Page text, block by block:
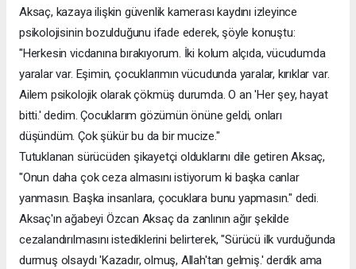
Aksaç, kazaya ilişkin güvenlik kamerası kaydını izleyince
psikolojisinin bozulduğunu ifade ederek, şöyle konuştu:
"Herkesin vicdanına bırakıyorum. İki kolum alçıda, vücudumda
yaralar var. Eşimin, çocuklarımın vücudunda yaralar, kırıklar var.
Ailem psikolojik olarak çökmüş durumda. O an 'Her şey, hayat
bitti.' dedim. Çocuklarım gözümün önüne geldi, onları
düşündüm. Çok şükür bu da bir mucize."
Tutuklanan sürücüden şikayetçi olduklarını dile getiren Aksaç,
"Onun daha çok ceza almasını istiyorum ki başka canlar
yanmasın. Başka insanlara, çocuklara bunu yapmasın." dedi.
Aksaç'ın ağabeyi Özcan Aksaç da zanlının ağır şekilde
cezalandırılmasını istediklerini belirterek, "Sürücü ilk vurduğunda
durmuş olsaydı 'Kazadır, olmuş, Allah'tan gelmiş.' derdik ama